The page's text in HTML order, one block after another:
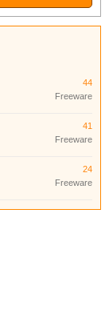
44
Freeware
41
Freeware
24
Freeware